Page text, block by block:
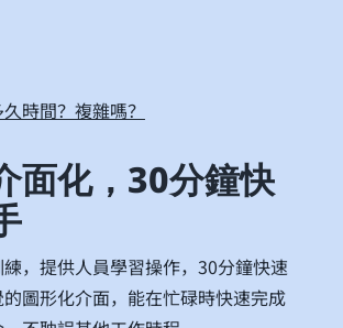
時間？複雜嗎？
面化，30分鐘快
，提供人員學習操作，30分鐘快速
圖形化介面，能在忙碌時快速完成